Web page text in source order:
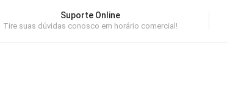
Suporte Online
Tire suas dúvidas conosco em horário comercial!